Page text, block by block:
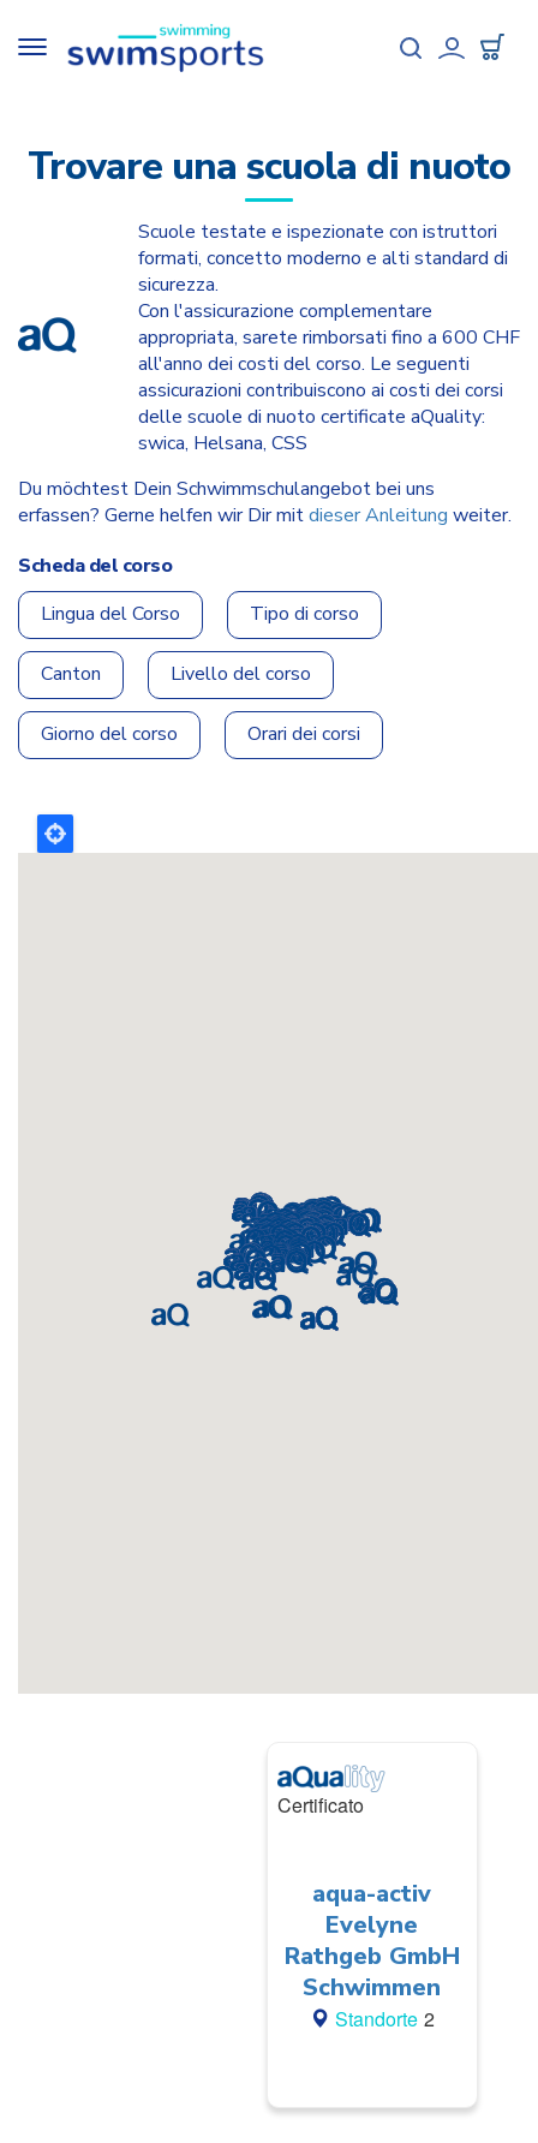
contenuto
menu
Toggle
Trovare una scuola di nuoto
Scuole testate e ispezionate con istruttori
formati, concetto moderno e alti standard di
sicurezza.
Con l'assicurazione complementare
appropriata, sarete rimborsati fino a 600 CHF
all'anno dei costi del corso. Le seguenti
assicurazioni contribuiscono ai costi dei corsi
delle scuole di nuoto certificate aQuality:
swica, Helsana, CSS
Du möchtest Dein Schwimmschulangebot bei uns
erfassen? Gerne helfen wir Dir mitdieser Anleitung weiter.
Scheda del corso
Lingua del Corso
Tipo di corso
Canton Livello del corso
Giorno del corso Orari dei corsi
Certificato
aqua-activ
Evelyne
Rathgeb GmbH
Schwimmen
Standorte 2